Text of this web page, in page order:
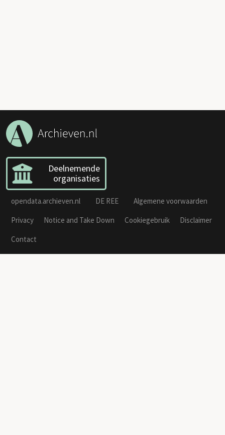
Deelnemende
organisaties
opendata.archieven.nl DE REE
Algemene voorwaarden
Privacy
Notice and Take Down Cookiegebruik
Disclaimer
Contact